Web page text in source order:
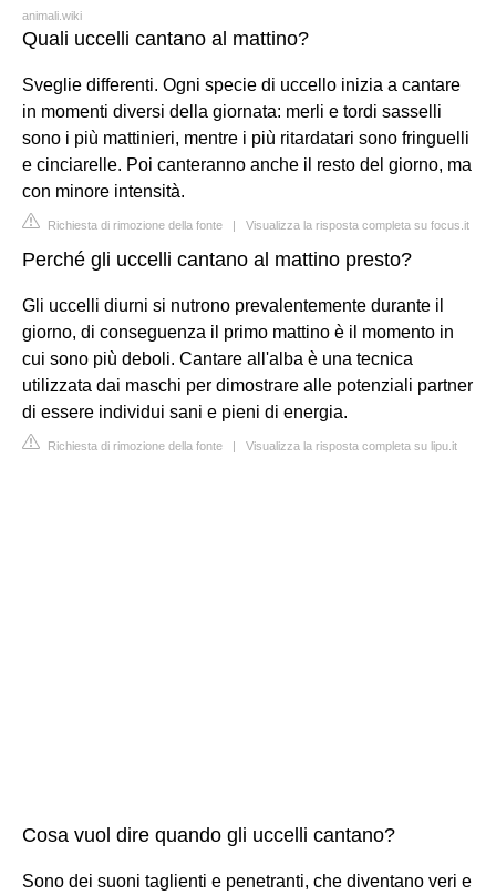
animali.wiki
Quali uccelli cantano al mattino?
Sveglie differenti. Ogni specie di uccello inizia a cantare
in momenti diversi della giornata: merli e tordi sasselli
sono i più mattinieri, mentre i più ritardatari sono fringuelli
e cinciarelle. Poi canteranno anche il resto del giorno, ma
con minore intensità.
Richiesta di rimozione della fonte | Visualizza la risposta completa su focus.it
Perché gli uccelli cantano al mattino presto?
Gli uccelli diurni si nutrono prevalentemente durante il
giorno, di conseguenza il primo mattino è il momento in
cui sono più deboli. Cantare all'alba è una tecnica
utilizzata dai maschi per dimostrare alle potenziali partner
di essere individui sani e pieni di energia.
Richiesta di rimozione della fonte | Visualizza la risposta completa su lipu.it
Cosa vuol dire quando gli uccelli cantano?
Sono dei suoni taglienti e penetranti, che diventano veri e